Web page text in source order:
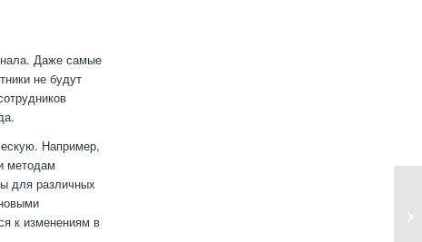
Даже самые
не будут
Например,
методам
для различных
к изменениям в